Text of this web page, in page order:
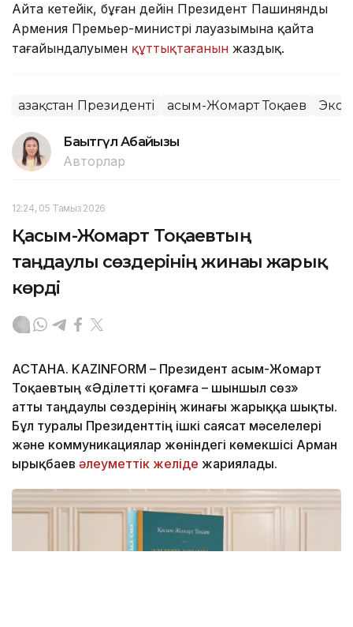
Айта кетейік, бұған дейін Президент Пашинянды
Армения Премьер-министрі лауазымына қайта
тағайындалуымен құттықтағанын жаздық.
Қазақстан Президенті Қасым-Жомарт Тоқаев
Бақытгүл Абайқызы
Авторлар
12:24, 05 Тамыз 2026
Қасым-Жомарт Тоқаевтың
таңдаулы сөздерінің жинағы жарық
көрді
АСТАНА. KAZINFORM – Президент Қасым-Жомарт
Тоқаевтың «Әділетті қоғамға – шыншыл сөз»
атты таңдаулы сөздерінің жинағы жарыққа шықты.
Бұл туралы Президенттің ішкі саясат мәселелері
және коммуникациялар жөніндегі көмекшісі Арман
Қырықбаев әлеуметтік желіде жариялады.